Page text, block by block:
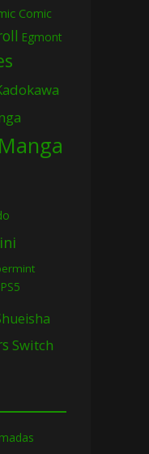
Comic
Egmont
Manga
PS5
Switch